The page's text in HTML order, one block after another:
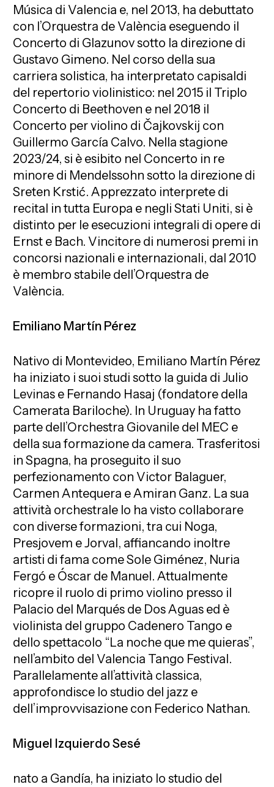
Música di Valencia e, nel 2013, ha debuttato
con l’Orquestra de València eseguendo il
Concerto di Glazunov sotto la direzione di
Gustavo Gimeno. Nel corso della sua
carriera solistica, ha interpretato capisaldi
del repertorio violinistico: nel 2015 il Triplo
Concerto di Beethoven e nel 2018 il
Concerto per violino di Čajkovskij con
Guillermo García Calvo. Nella stagione
2023/24, si è esibito nel Concerto in re
minore di Mendelssohn sotto la direzione di
Sreten Krstić. Apprezzato interprete di
recital in tutta Europa e negli Stati Uniti, si è
distinto per le esecuzioni integrali di opere di
Ernst e Bach. Vincitore di numerosi premi in
concorsi nazionali e internazionali, dal 2010
è membro stabile dell’Orquestra de
València.
Emiliano Martín Pérez
Nativo di Montevideo, Emiliano Martín Pérez
ha iniziato i suoi studi sotto la guida di Julio
Levinas e Fernando Hasaj (fondatore della
Camerata Bariloche). In Uruguay ha fatto
parte dell’Orchestra Giovanile del MEC e
della sua formazione da camera. Trasferitosi
in Spagna, ha proseguito il suo
perfezionamento con Victor Balaguer,
Carmen Antequera e Amiran Ganz. La sua
attività orchestrale lo ha visto collaborare
con diverse formazioni, tra cui Noga,
Presjovem e Jorval, affiancando inoltre
artisti di fama come Sole Giménez, Nuria
Fergó e Óscar de Manuel. Attualmente
ricopre il ruolo di primo violino presso il
Palacio del Marqués de Dos Aguas ed è
violinista del gruppo Cadenero Tango e
dello spettacolo “La noche que me quieras”,
nell’ambito del Valencia Tango Festival.
Parallelamente all’attività classica,
approfondisce lo studio del jazz e
dell’improvvisazione con Federico Nathan.
Miguel Izquierdo Sesé
nato a Gandía, ha iniziato lo studio del